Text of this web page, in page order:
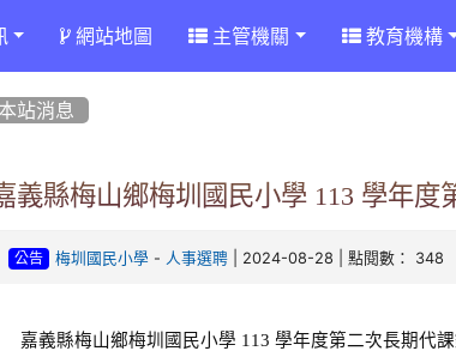
網站地圖 主管機關 教育機構
本站消息
義縣梅山鄉梅圳國民小學 113 學年
公告 梅圳國民小學 - 人事選聘 | 2024-08-28 | 點閱數： 348
嘉義縣梅山鄉梅圳國民小學 113 學年度第二次長期代